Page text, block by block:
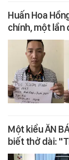
Huấn Hoa
chính, một lần
Một kiểu ĂN
biết thở dài: